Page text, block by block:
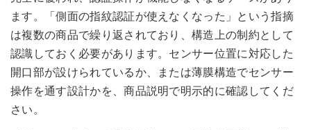
ます。「側面の指紋認証が使えなくなった」という指摘
は複数の商品で繰り返されており、構造上の制約として
認識しておく必要があります。センサー位置に対応した
開口部が設けられているか、または薄膜構造でセンサー
操作を通す設計かを、商品説明で明示的に確認してくだ
さい。